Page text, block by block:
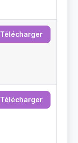
Télécharger
Télécharger